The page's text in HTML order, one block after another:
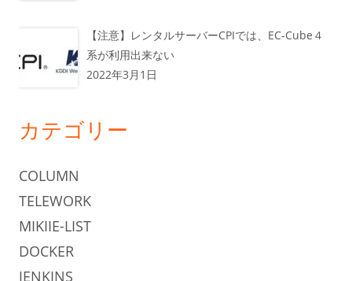
【注意】レンタルサーバーCPIでは、EC-Cube４
系が利用出来ない
2022年3月1日
カテゴリー
COLUMN
TELEWORK
MIKIIE-LIST
DOCKER
JENKINS